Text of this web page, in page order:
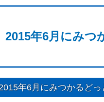
2015年6月にみつ
年6月にみつかるど